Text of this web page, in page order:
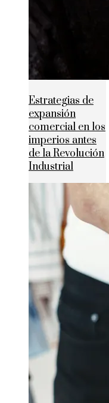
Estrategias de
expansión
comercial en los
imperios antes
de la Revolución
Industrial